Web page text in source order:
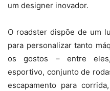
um designer inovador.
O roadster dispõe de um
para personalizar tanto
os gostos – entre
esportivo, conjunto de
escapamento para